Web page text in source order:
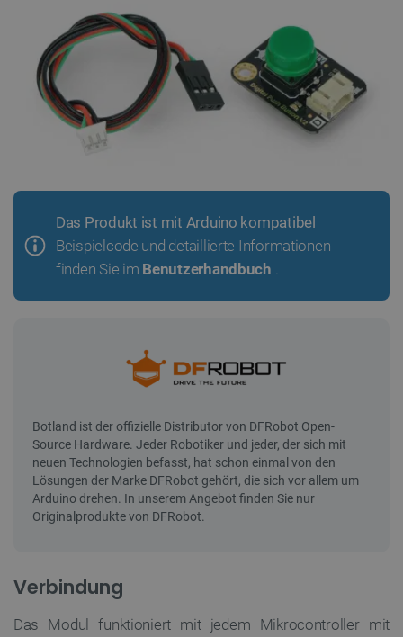
Das Produkt ist mit Arduino kompatibel
Beispielcode und detaillierte Informationen
finden Sie im Benutzerhandbuch .
Verbindung
Das Modul funktioniert mit jedem Mikrocontroller mit